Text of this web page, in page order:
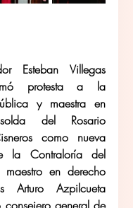
Esteban Villegas
protesta a la
y maestra en
del Rosario
como nueva
la Contraloría del
en derecho
Arturo Azpilcueta